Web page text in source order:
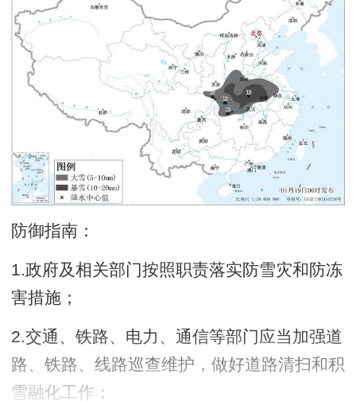
防御指南：
1.政府及相关部门按照职责落实防雪灾和防冻
害措施；
2.交通、铁路、电力、通信等部门应当加强道
路、铁路、线路巡查维护，做好道路清扫和积
雪融化工作；